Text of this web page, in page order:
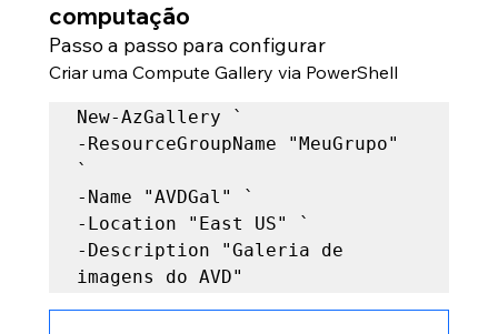
computação
Passo a passo para configurar
Criar uma Compute Gallery via PowerShell
New-AzGallery `
-ResourceGroupName "MeuGrupo"
`
-Name "AVDGal" `
-Location "East US" `
-Description "Galeria de
imagens do AVD"